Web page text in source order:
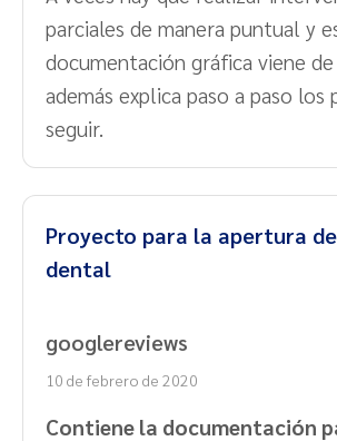
parciales de manera puntual y
documentación gráfica viene de
además explica paso a paso los
seguir.
Proyecto para la apertura
dental
googlereviews
10 de febrero de 2020
Contiene la documentación